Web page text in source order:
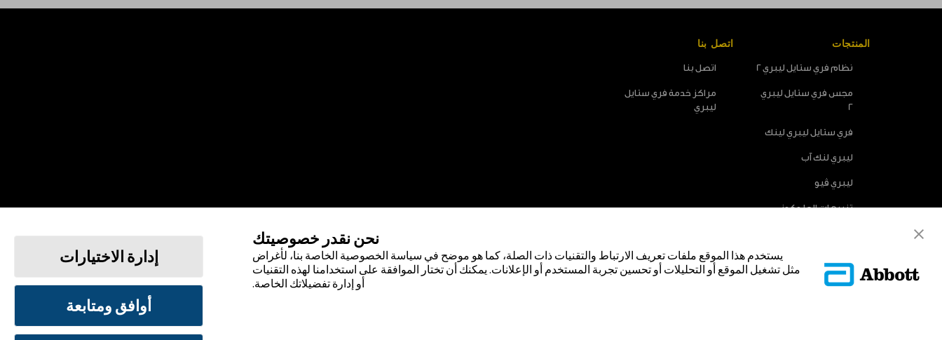
المنتجات
نظام فري ستايل ليبري 2
مجس فري ستايل ليبري
2
فري ستايل ليبري لينك
ليبري لنك آب
ليبري ڤيو
تنبيهات الجلوكوز
اتصل بنا
اتصل بنا
مراكز خدمة فري ستايل
ليبري
سياسة الخصوصية
نحن نقدر خصوصيتك
يستخدم هذا الموقع ملفات تعريف الارتباط والتقنيات ذات الصلة، كما هو موضح في سياسة الخصوصية الخاصة بنا، لأغراض
مثل تشغيل الموقع أو التحليلات أو تحسين تجربة المستخدم أو الإعلانات. يمكنك أن تختار الموافقة على استخدامنا لهذه التقنيات
أو إدارة تفضيلاتك الخاصة.
إدارة الاختيارات
أوافق ومتابعة